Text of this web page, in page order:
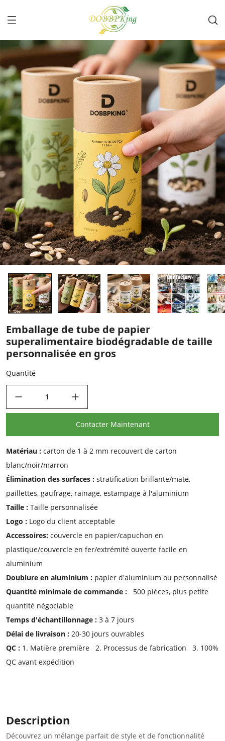
Emballage de tube de papier
superalimentaire biodégradable de taille
personnalisée en gros
Quantité
Contacter Maintenant
Matériau : carton de 1 à 2 mm recouvert de carton
blanc/noir/marron
Élimination des surfaces : stratification brillante/mate,
paillettes, gaufrage, rainage, estampage à l'aluminium
Taille : Taille personnalisée
Logo : Logo du client acceptable
Accessoires: couvercle en papier/capuchon en
plastique/couvercle en fer/extrémité ouverte facile en
aluminium
Doublure en aluminium : papier d'aluminium ou personnalisé
Quantité minimale de commande :
500 pièces, plus petite
quantité négociable
Temps d'échantillonnage : 3 à 7 jours
Délai de livraison : 20-30 jours ouvrables
QC : 1. Matière première 2. Processus de fabrication 3. 100%
QC avant expédition
Description
Découvrez un mélange parfait de style et de fonctionnalité